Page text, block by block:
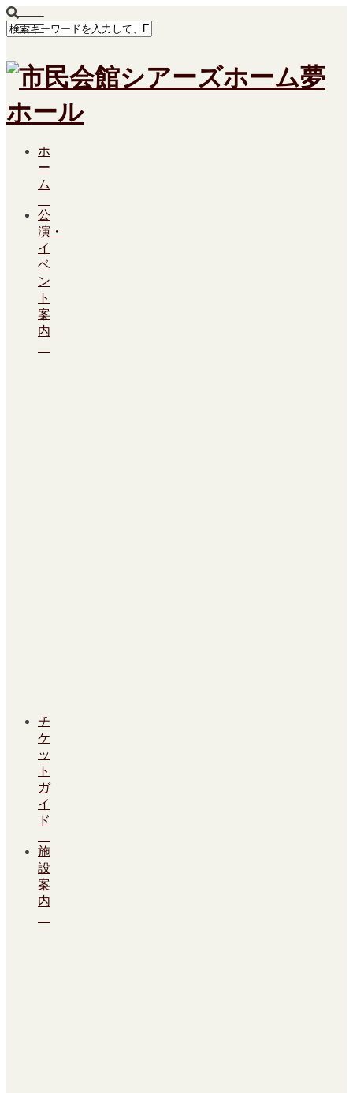
ホ
ー
ム
公
演・
イ
ベ
ン
ト
案
内
チ
ケ
ッ
ト
ガ
イ
ド
施
設
案
内